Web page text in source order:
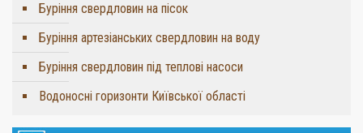
Буріння свердловин на пісок
Буріння артезіанських свердловин на воду
Буріння свердловин під теплові насоси
Водоносні горизонти Київської області